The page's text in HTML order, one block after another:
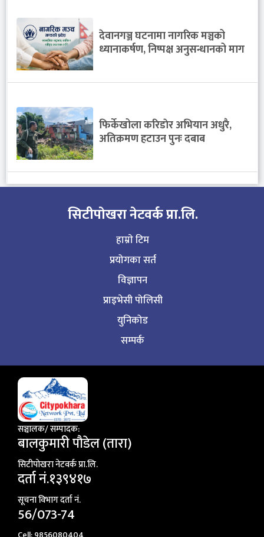
देवानगञ्ज घटनामा नागरिक मञ्चको
ध्यानाकर्षण, निष्पक्ष अनुसन्धानको माग
फिर्केखोला करिडाेर अभियान अधुरै,
अतिक्रमण हटाउन पुनः दबाब
सिटीपाेखरा नेटवर्क प्रा.लि.
हाम्राे टिम
प्रयोगका सर्त
विज्ञापन
प्राइभेसी पोलिसी
युनिकोड
सम्पर्क
सञ्चालक/ सम्पादक:
बालकुमारी पाैडेल (तारा)
सिटीपाेखरा नेटवर्क प्रा.लि.
दर्ता नं.१३९४१७
सूचना विभाग दर्ता नं.
56/073-74